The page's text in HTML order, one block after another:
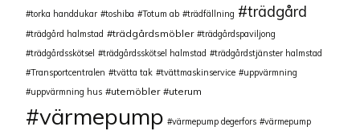
torka handdukar
toshiba Totum ab trädfällning trädgård
trädgård halmstad trädgårdsmöbler
trädgårdspaviljong
trädgårdsskötsel
trädgårdsskötsel halmstad
trädgårdstjänster halmstad
Transportcentralen
tvätta tak tvättmaskinservice
uppvärmning
uppvärmning hus
utemöbler uterum
värmepump värmepump degerfors värmepump